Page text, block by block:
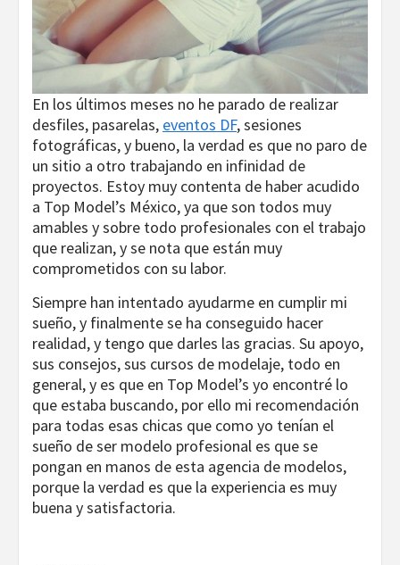
En los últimos meses no he parado de realizar
desfiles, pasarelas, eventos DF, sesiones
fotográficas, y bueno, la verdad es que no paro de
un sitio a otro trabajando en infinidad de
proyectos. Estoy muy contenta de haber acudido
a Top Model’s México, ya que son todos muy
amables y sobre todo profesionales con el trabajo
que realizan, y se nota que están muy
comprometidos con su labor.
Siempre han intentado ayudarme en cumplir mi
sueño, y finalmente se ha conseguido hacer
realidad, y tengo que darles las gracias. Su apoyo,
sus consejos, sus cursos de modelaje, todo en
general, y es que en Top Model’s yo encontré lo
que estaba buscando, por ello mi recomendación
para todas esas chicas que como yo tenían el
sueño de ser modelo profesional es que se
pongan en manos de esta agencia de modelos,
porque la verdad es que la experiencia es muy
buena y satisfactoria.